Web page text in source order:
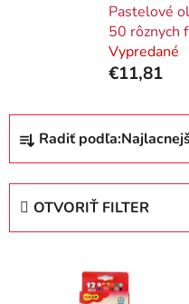
Pastelové
50 rôznych
Vypredané
€11,81
R
d
Radiť podľa:
OTVORIŤ FILTER